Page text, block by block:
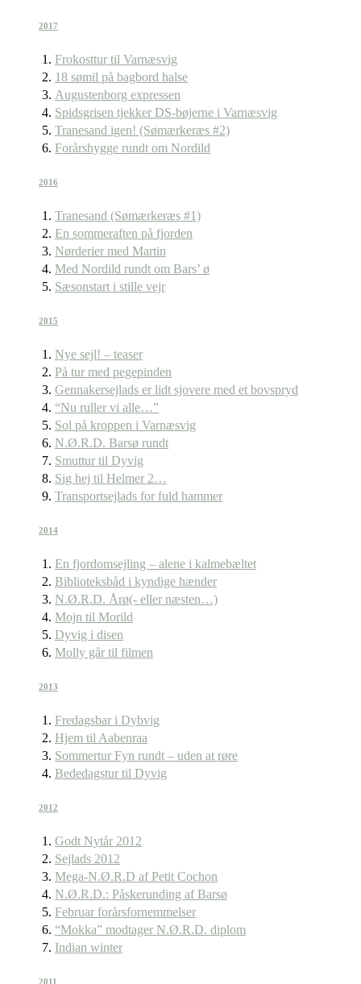
2017
Frokosttur til Varnæsvig
18 sømil på bagbord halse
Augustenborg expressen
Spidsgrisen tjekker DS-bøjerne i Varnæsvig
Tranesand igen! (Sømærkeræs #2)
Forårshygge rundt om Nordild
2016
Tranesand (Sømærkeræs #1)
En sommeraften på fjorden
Nørderier med Martin
Med Nordild rundt om Bars’ ø
Sæsonstart i stille vejr
2015
Nye sejl! – teaser
På tur med pegepinden
Gennakersejlads er lidt sjovere med et bovspryd
“Nu ruller vi alle…”
Sol på kroppen i Varnæsvig
N.Ø.R.D. Barsø rundt
Smuttur til Dyvig
Sig hej til Helmer 2…
Transportsejlads for fuld hammer
2014
En fjordomsejling – alene i kalmebæltet
Biblioteksbåd i kyndige hænder
N.Ø.R.D. Årø(- eller næsten…)
Mojn til Morild
Dyvig i disen
Molly går til filmen
2013
Fredagsbar i Dybvig
Hjem til Aabenraa
Sommertur Fyn rundt – uden at røre
Bededagstur til Dyvig
2012
Godt Nytår 2012
Sejlads 2012
Mega-N.Ø.R.D af Petit Cochon
N.Ø.R.D.: Påskerunding af Barsø
Februar forårsfornemmelser
“Mokka” modtager N.Ø.R.D. diplom
Indian winter
2011